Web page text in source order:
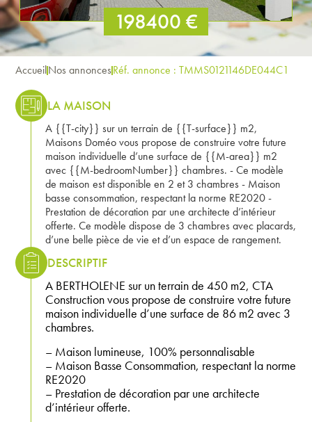
198400 €
AccueilNos annoncesRéf. annonce : TMMS0121146DE044C1
LA MAISON
A {{T-city}} sur un terrain de {{T-surface}} m2,
Maisons Doméo vous propose de construire votre future
maison individuelle d’une surface de {{M-area}} m2
avec {{M-bedroomNumber}} chambres. - Ce modèle
de maison est disponible en 2 et 3 chambres - Maison
basse consommation, respectant la norme RE2020 -
Prestation de décoration par une architecte d’intérieur
offerte. Ce modèle dispose de 3 chambres avec placards,
d’une belle pièce de vie et d’un espace de rangement.
DESCRIPTIF
A BERTHOLENE sur un terrain de 450 m2, CTA
Construction vous propose de construire votre future
maison individuelle d’une surface de 86 m2 avec 3
chambres.
– Maison lumineuse, 100% personnalisable
– Maison Basse Consommation, respectant la norme
RE2020
– Prestation de décoration par une architecte
d’intérieur offerte.